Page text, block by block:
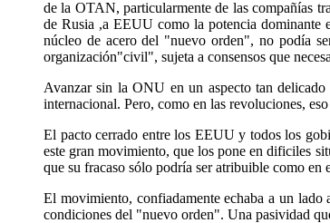
de la OTAN, particularmente de las compañías
de Rusia ,a EEUU como la potencia dominante
núcleo de acero del "nuevo orden", no podía
organización"civil", sujeta a consensos que
Avanzar sin la ONU en un aspecto tan
internacional. Pero, como en las revoluciones,
El pacto cerrado entre los EEUU y todos los
este gran movimiento, que los pone en dificiles
que su fracaso sólo podría ser atribuible como
El movimiento, confiadamente echaba a un lado
condiciones del "nuevo orden". Una pasividad